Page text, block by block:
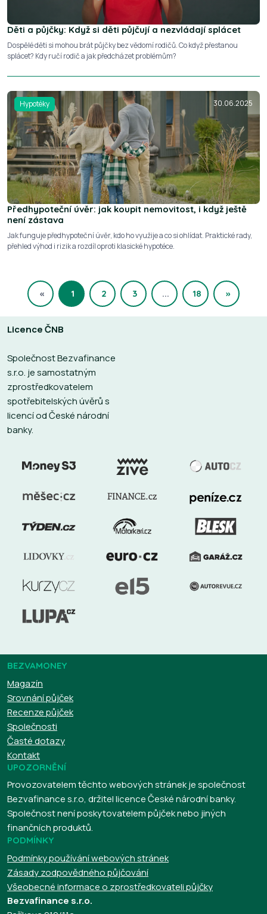
Děti a půjčky: Když si děti půjčují a nezvládají splácet
Dospělé děti si mohou brát půjčky bez vědomí rodičů. Co když přestanou
splácet? Kdy ručí rodič a jak předcházet problémům?
Hypotéky 30.06.2025
Předhypoteční úvěr: jak koupit nemovitost, i když ještě
není zástava
Jak funguje předhypoteční úvěr, kdo ho využije a co si ohlídat. Praktické rady,
přehled výhod i rizik a rozdíl oproti klasické hypotéce.
« 1 2 3 ... 18 »
Licence ČNB
Společnost Bezvafinance
s.r.o. je samostatným
zprostředkovatelem
spotřebitelských úvěrů s
licencí od České národní
banky.
BEZVAMONEY
Magazín
Srovnání půjček
Recenze půjček
Společnosti
Časté dotazy
Kontakt
UPOZORNĚNÍ
Provozovatelem těchto webových stránek je společnost
Bezvafinance s.r.o, držitel licence České národní banky.
Společnost není poskytovatelem půjček nebo jiných
finančních produktů.
PODMÍNKY
Podmínky používání webových stránek
Zásady zodpovědného půjčování
Všeobecné informace o zprostředkovateli půjčky
Bezvafinance s.r.o.